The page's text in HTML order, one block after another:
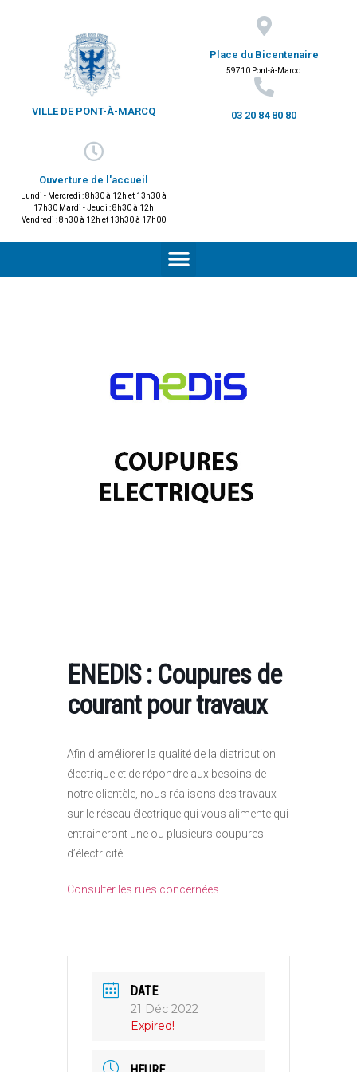
VILLE DE PONT-À-MARCQ
Place du Bicentenaire
59710 Pont-à-Marcq
03 20 84 80 80
Ouverture de l'accueil
Lundi - Mercredi : 8h30 à 12h et 13h30 à
17h30 Mardi - Jeudi : 8h30 à 12h
Vendredi : 8h30 à 12h et 13h30 à 17h00
ENEDIS : Coupures de
courant pour travaux
Afin d’améliorer la qualité de la distribution
électrique et de répondre aux besoins de
notre clientèle, nous réalisons des travaux
sur le réseau électrique qui vous alimente qui
entraineront une ou plusieurs coupures
d’électricité.
Consulter les rues concernées
DATE
21 Déc 2022
Expired!